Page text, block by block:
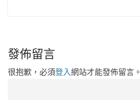
發佈留言
很抱歉，必須登入網站才能發佈留言。